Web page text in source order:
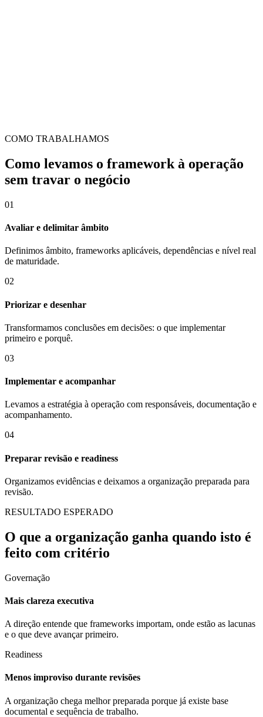
COMO TRABALHAMOS
Como levamos o framework à operação
sem travar o negócio
01
Avaliar e delimitar âmbito
Definimos âmbito, frameworks aplicáveis, dependências e nível real
de maturidade.
02
Priorizar e desenhar
Transformamos conclusões em decisões: o que implementar
primeiro e porquê.
03
Implementar e acompanhar
Levamos a estratégia à operação com responsáveis, documentação e
acompanhamento.
04
Preparar revisão e readiness
Organizamos evidências e deixamos a organização preparada para
revisão.
RESULTADO ESPERADO
O que a organização ganha quando isto é
feito com critério
Governação
Mais clareza executiva
A direção entende que frameworks importam, onde estão as lacunas
e o que deve avançar primeiro.
Readiness
Menos improviso durante revisões
A organização chega melhor preparada porque já existe base
documental e sequência de trabalho.